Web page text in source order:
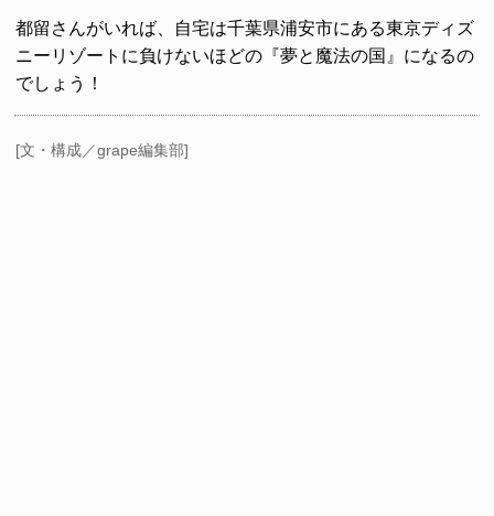
都留さんがいれば、自宅は千葉県浦安市にある東京ディズ
ニーリゾートに負けないほどの『夢と魔法の国』になるの
でしょう！
[文・構成／grape編集部]